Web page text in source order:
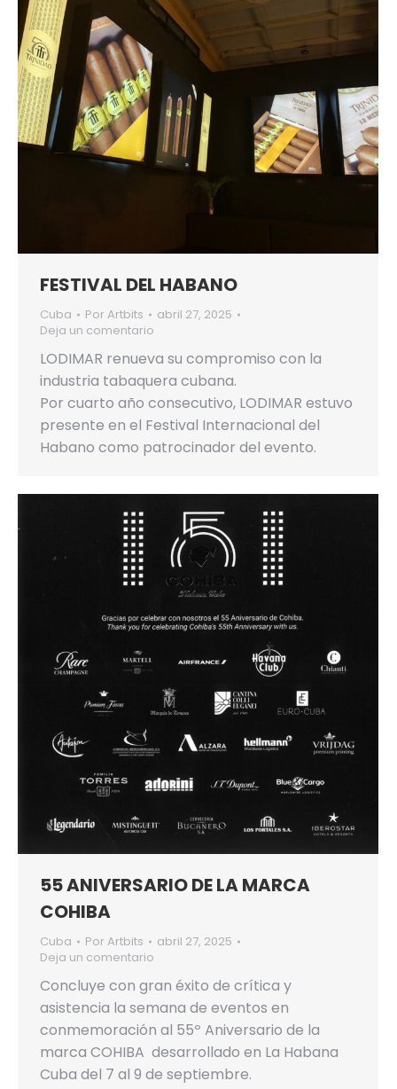
FESTIVAL DEL HABANO
Cuba Por Artbits
abril 27, 2025
Deja un comentario
LODIMAR renueva su compromiso con la
industria tabaquera cubana.
Por cuarto año consecutivo, LODIMAR estuvo
presente en el Festival Internacional del
Habano como patrocinador del evento.
55 ANIVERSARIO DE LA MARCA
COHIBA
Cuba Por Artbits
abril 27, 2025
Deja un comentario
Concluye con gran éxito de crítica y
asistencia la semana de eventos en
conmemoración al 55º Aniversario de la
marca COHIBA desarrollado en La Habana
Cuba del 7 al 9 de septiembre.